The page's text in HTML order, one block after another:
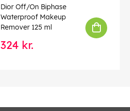
Dior Off/On Biphase
Waterproof Makeup
Remover 125 ml
324 kr.